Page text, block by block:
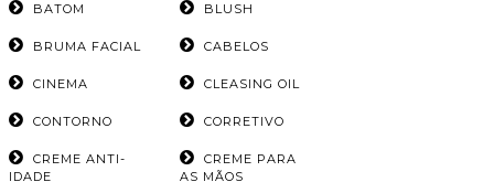
BATOM BLUSH
BRUMA FACIAL CABELOS
CINEMA CLEASING OIL
CONTORNO CORRETIVO
CREME ANTI-
IDADE
CREME PARA
AS MÃOS